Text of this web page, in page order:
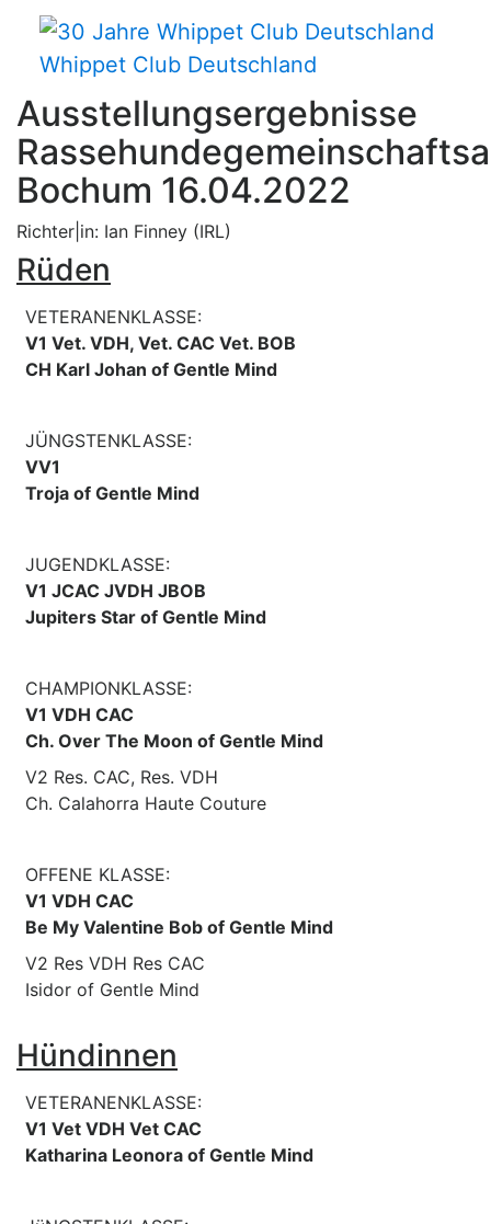
Whippet Club Deutschland
Ausstellungsergebnisse
Bochum 16.04.2022
Richter|in: Ian Finney (IRL)
Rüden
VETERANENKLASSE:
V1 Vet. VDH, Vet. CAC Vet. BOB
CH Karl Johan of Gentle Mind
JÜNGSTENKLASSE:
VV1
Troja of Gentle Mind
JUGENDKLASSE:
V1 JCAC JVDH JBOB
Jupiters Star of Gentle Mind
CHAMPIONKLASSE:
V1 VDH CAC
Ch. Over The Moon of Gentle Mind
V2 Res. CAC, Res. VDH
Ch. Calahorra Haute Couture
OFFENE KLASSE:
V1 VDH CAC
Be My Valentine Bob of Gentle Mind
V2 Res VDH Res CAC
Isidor of Gentle Mind
Hündinnen
VETERANENKLASSE:
V1 Vet VDH Vet CAC
Katharina Leonora of Gentle Mind